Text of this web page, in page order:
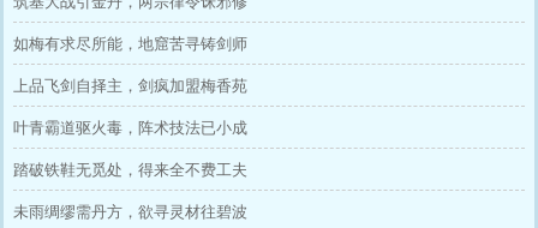
如梅有求尽所能，地窟苦寻铸剑师
上品飞剑自择主，剑疯加盟梅香苑
叶青霸道驱火毒，阵术技法已小成
踏破铁鞋无觅处，得来全不费工夫
未雨绸缪需丹方，欲寻灵材往碧波